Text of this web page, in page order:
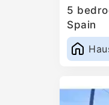
5
Spain